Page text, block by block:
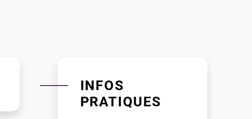
INFOS
PRATIQUES